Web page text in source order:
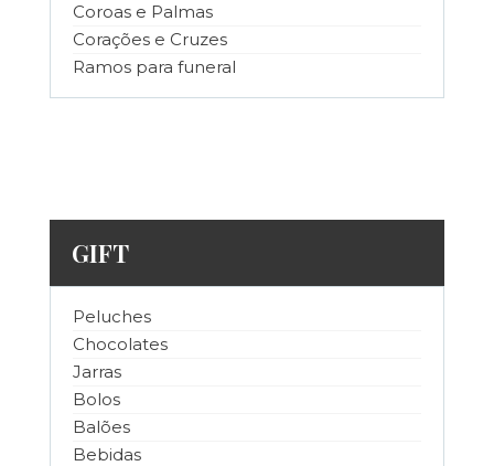
Coroas e Palmas
Corações e Cruzes
Ramos para funeral
GIFT
Peluches
Chocolates
Jarras
Bolos
Balões
Bebidas